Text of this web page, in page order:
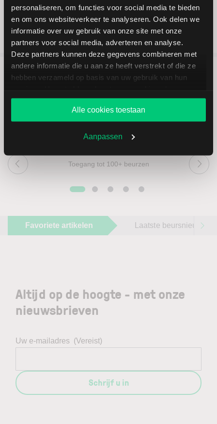
personaliseren, om functies voor social media te bieden
en om ons websiteverkeer te analyseren. Ook delen we
informatie over uw gebruik van onze site met onze
partners voor social media, adverteren en analyse.
Deze partners kunnen deze gegevens combineren met
andere informatie die u aan ze heeft verstrekt of die ze
hebben verzameld op basis van uw gebruik van hun
website blijft gebruiken.
Alle cookies toestaan
Aanpassen
beleggen
Toegang tot 100+ beurzen
Favoriete artikelen Laatste beursnieuws
Altijd op de hoogte - met onze
nieuwsbrieven
Uw e-mailadres (Vereist)
Schrijf u in